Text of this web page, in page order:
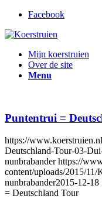
Facebook
Mijn koerstruien
Over de site
Menu
Puntentrui =
https://
Deutschland-Tour-03-
nunbrabander https://
content/uploads/2015/
nunbrabander2015-12-18
= Deutschland Tour